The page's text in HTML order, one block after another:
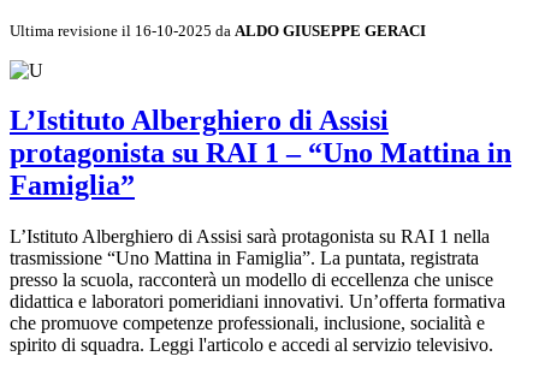
Ultima revisione il 16-10-2025 da ALDO GIUSEPPE GERACI
L’Istituto Alberghiero di Assisi
protagonista su RAI 1 – “Uno Mattina in
Famiglia”
L’Istituto Alberghiero di Assisi sarà protagonista su RAI 1 nella
trasmissione “Uno Mattina in Famiglia”. La puntata, registrata
presso la scuola, racconterà un modello di eccellenza che unisce
didattica e laboratori pomeridiani innovativi. Un’offerta formativa
che promuove competenze professionali, inclusione, socialità e
spirito di squadra. Leggi l'articolo e accedi al servizio televisivo.